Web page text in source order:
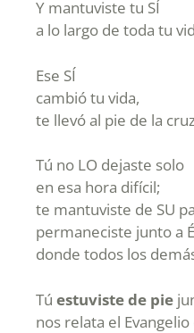
Y mantuviste tu SÍ
a lo largo de toda tu
Ese SÍ
cambió tu vida,
te llevó al pie de la
Tú no LO dejaste solo
en esa hora difícil;
te mantuviste de SU
permaneciste junto a
donde todos los
Tú estuviste de pie
nos relata el Evangelio